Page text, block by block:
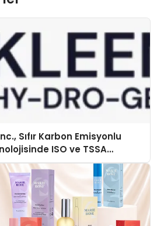
Sıfır Karbon Emisyonlu
ISO ve TSSA
Aldı